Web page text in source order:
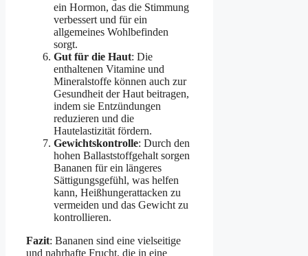
ein Hormon, das die Stimmung
verbessert und für ein
allgemeines Wohlbefinden
sorgt.
Gut für die Haut: Die
enthaltenen Vitamine und
Mineralstoffe können auch zur
Gesundheit der Haut beitragen,
indem sie Entzündungen
reduzieren und die
Hautelastizität fördern.
Gewichtskontrolle: Durch den
hohen Ballaststoffgehalt sorgen
Bananen für ein längeres
Sättigungsgefühl, was helfen
kann, Heißhungerattacken zu
vermeiden und das Gewicht zu
kontrollieren.
Fazit: Bananen sind eine vielseitige
und nahrhafte Frucht, die in eine